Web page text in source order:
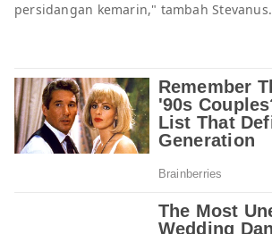
persidangan kemarin," tambah Stevanus.